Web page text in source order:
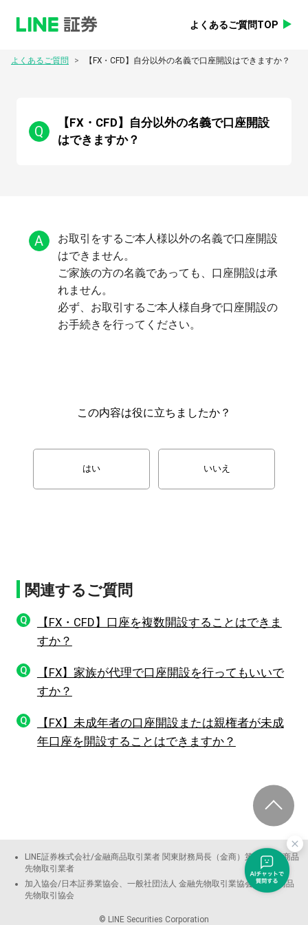
よくあるご質問TOP
よくあるご質問 > 【FX・CFD】自分以外の名義で口座開設はできますか？
Q
【FX・CFD】自分以外の名義で口座開設
はできますか？
A
お取引をするご本人様以外の名義で口座開設
はできません。
ご家族の方の名義であっても、口座開設は承
れません。
必ず、お取引するご本人様自身で口座開設の
この内容は役に立ちましたか？
はい いいえ
関連するご質問
Q
【FX・CFD】口座を複数開設することはできま
すか？
Q
【FX】家族が代理で口座開設を行ってもいいで
すか？
Q
【FX】未成年者の口座開設または親権者が未成
年口座を開設することはできますか？
LINE証券株式会社/金融商品取引業者 関東財務局長（金商）第3144号 商品
先物取引業者
加入協会/日本証券業協会、一般社団法人 金融先物取引業協会、日本商品
先物取引協会
© LINE Securities Corporation